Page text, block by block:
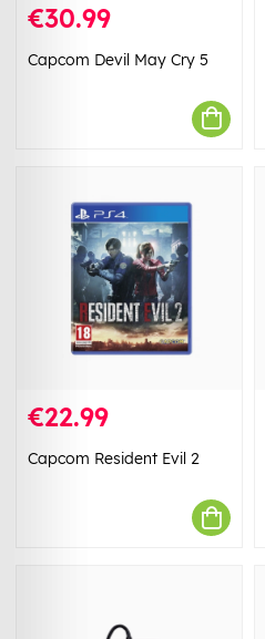
€30.99
Capcom Devil May Cry 5
€22.99
Capcom Resident Evil 2